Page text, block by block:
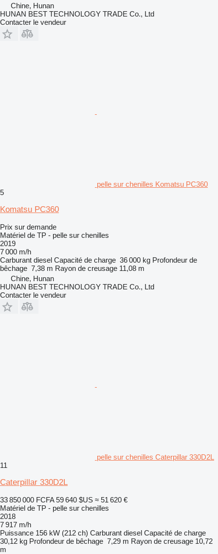
Chine, Hunan
HUNAN BEST TECHNOLOGY TRADE Co., Ltd
Contacter le vendeur
pelle sur chenilles Komatsu PC360
5
Komatsu PC360
Prix sur demande
Matériel de TP - pelle sur chenilles
2019
7 000 m/h
Carburant diesel Capacité de charge 36 000 kg Profondeur de
bêchage 7,38 m Rayon de creusage 11,08 m
Chine, Hunan
HUNAN BEST TECHNOLOGY TRADE Co., Ltd
Contacter le vendeur
pelle sur chenilles Caterpillar 330D2L
11
Caterpillar 330D2L
33 850 000 FCFA 59 640 $US ≈ 51 620 €
Matériel de TP - pelle sur chenilles
2018
7 917 m/h
Puissance 156 kW (212 ch) Carburant diesel Capacité de charge
30,12 kg Profondeur de bêchage 7,29 m Rayon de creusage 10,72
m